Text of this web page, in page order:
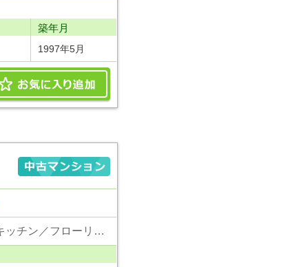
築年月
1997年5月
東京電力／公営水道／都市ガス／下水／シャンプードレッサー／ウォシュレット／システムキッチン／フローリング／クローゼット／オートロック／エレベータ／専用庭／外壁タイル張り／ペット相談